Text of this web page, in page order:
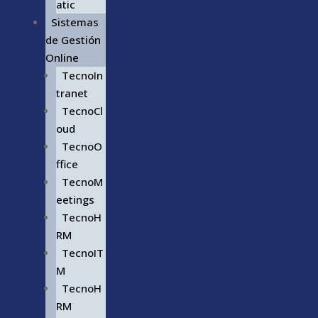
atic
Sistemas
de Gestión
Online
TecnoIn
tranet
TecnoCl
oud
TecnoO
ffice
TecnoM
eetings
TecnoH
RM
TecnoIT
M
TecnoH
RM